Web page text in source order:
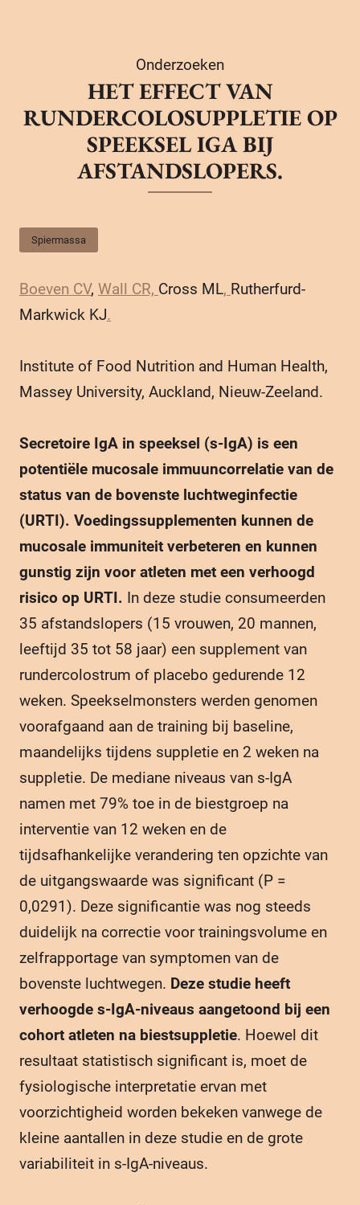
Onderzoeken
HET EFFECT VAN
RUNDERCOLOSUPPLETIE OP
SPEEKSEL IGA BIJ
AFSTANDSLOPERS.
Spiermassa
Boeven CV, Wall CR, Cross ML, Rutherfurd-
Markwick KJ.
Institute of Food Nutrition and Human Health,
Massey University, Auckland, Nieuw-Zeeland.
Secretoire IgA in speeksel (s-IgA) is een
potentiële mucosale immuuncorrelatie van de
status van de bovenste luchtweginfectie
(URTI). Voedingssupplementen kunnen de
mucosale immuniteit verbeteren en kunnen
gunstig zijn voor atleten met een verhoogd
risico op URTI. In deze studie consumeerden
35 afstandslopers (15 vrouwen, 20 mannen,
leeftijd 35 tot 58 jaar) een supplement van
rundercolostrum of placebo gedurende 12
weken. Speekselmonsters werden genomen
voorafgaand aan de training bij baseline,
maandelijks tijdens suppletie en 2 weken na
suppletie. De mediane niveaus van s-IgA
namen met 79% toe in de biestgroep na
interventie van 12 weken en de
tijdsafhankelijke verandering ten opzichte van
de uitgangswaarde was significant (P =
0,0291). Deze significantie was nog steeds
duidelijk na correctie voor trainingsvolume en
zelfrapportage van symptomen van de
bovenste luchtwegen. Deze studie heeft
verhoogde s-IgA-niveaus aangetoond bij een
cohort atleten na biestsuppletie. Hoewel dit
resultaat statistisch significant is, moet de
fysiologische interpretatie ervan met
voorzichtigheid worden bekeken vanwege de
kleine aantallen in deze studie en de grote
variabiliteit in s-IgA-niveaus.